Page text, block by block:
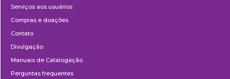
Serviços aos usuários
Compras e doações
Contato
Divulgação
Manuais de Catalogação
Perguntas frequentes